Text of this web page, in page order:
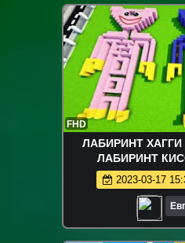
FHD
ЛАБИРИНТ
ЛАБИРИНТ
МАЙНКРАФТ !
ТРОЛЛИНГ
2023-03-17